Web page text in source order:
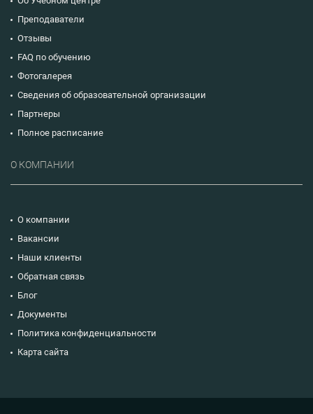
Преподаватели
Отзывы
FAQ по обучению
Фотогалерея
Сведения об образовательной организации
Партнеры
Полное расписание
О КОМПАНИИ
О компании
Вакансии
Наши клиенты
Обратная связь
Блог
Документы
Политика конфиденциальности
Карта сайта